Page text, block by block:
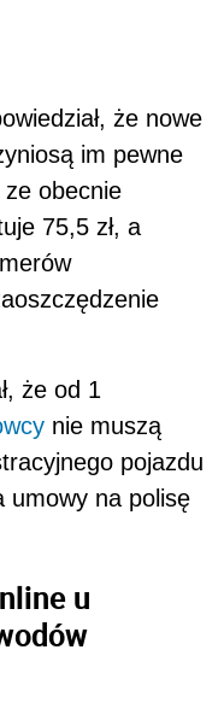
że nowe
im pewne
ze obecnie
75,5 zł, a
że od 1
nie muszą
pojazdu
umowy na polisę
u